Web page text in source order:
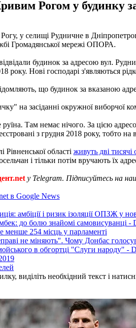
Рогом у будинку
у селищі Рудничне в
Громадянської мережі ОПОРА.
будинок за адресою вул.
року. Нові господарі з'являються
що будинок за вказаною
на засіданні окружної виборчої
Там немає нічого. За цією
з грудня 2018 року, тобто
Рівненської області живуть дві тисячі
і тільки потім вручають їх
у Telegram. Підписуйтесь на
в Google News
амбіції і ризик ізоляції ОПЗЖ у
до болю знайомі самовисуванці -
менше 254 місць у парламенті
не міняють". Чому Донбас
в обгортці "Слуги народу" -
виділіть необхідний текст і